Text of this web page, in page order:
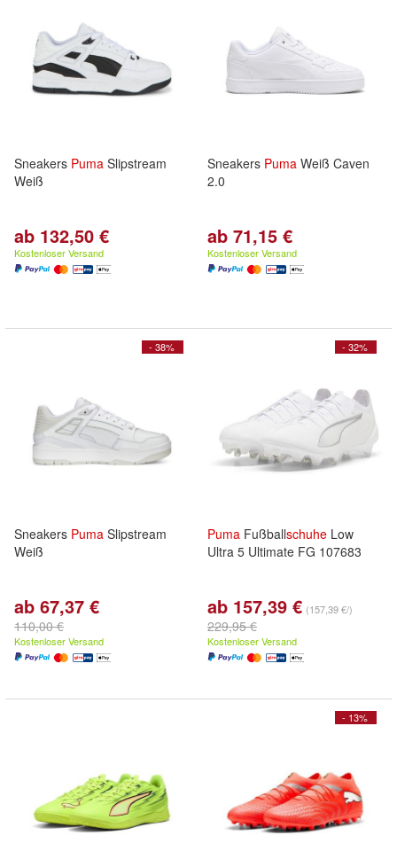
Sneakers Puma Slipstream
Weiß
ab 132,50 €
Kostenloser Versand
Sneakers Puma Weiß Caven
2.0
ab 71,15 €
Kostenloser Versand
- 38%
Sneakers Puma Slipstream
Weiß
ab 67,37 €
110,00 €
Kostenloser Versand
- 32%
Puma Fußballschuhe Low
Ultra 5 Ultimate FG 107683
ab 157,39 € (157,39 €/)
229,95 €
Kostenloser Versand
- 13%